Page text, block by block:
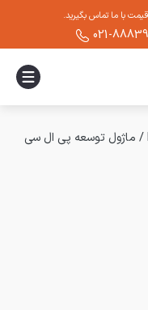
با ما تماس بگیرید.
021-
/ ماژول توسعه پی ال سی